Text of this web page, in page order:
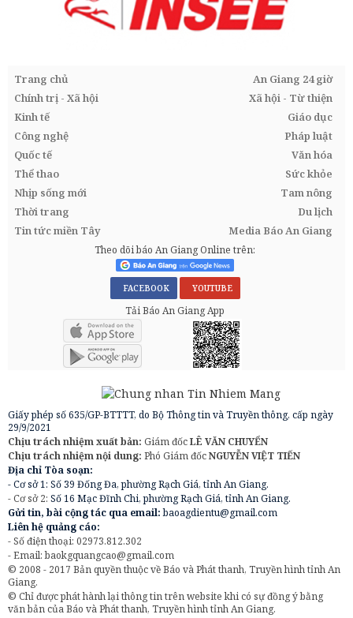
Trang chủ
An Giang 24 giờ
Chính trị - Xã hội
Xã hội - Từ thiện
Kinh tế
Giáo dục
Công nghệ
Pháp luật
Quốc tế
Văn hóa
Thể thao
Sức khỏe
Nhịp sống mới
Tam nông
Thời trang
Du lịch
Tin tức miền Tây
Media Báo An Giang
Theo dõi báo An Giang Online trên:
FACEBOOK YOUTUBE
Tải Báo An Giang App
Giấy phép số 635/GP-BTTTT, do Bộ Thông tin và Truyền thông, cấp ngày
29/9/2021
Chịu trách nhiệm xuất bản: Giám đốcLÊ VĂN CHUYỂN
Chịu trách nhiệm nội dung: Phó Giám đốcNGUYỄN VIỆT TIẾN
Địa chỉ Tòa soạn:
- Cơ sở 1: Số 39 Đống Đa, phường Rạch Giá, tỉnh An Giang.
- Cơ sở 2: Số 16 Mạc Đĩnh Chi, phường Rạch Giá, tỉnh An Giang.
Gửi tin, bài cộng tác qua email:baoagdientu@gmail.com
Liên hệ quảng cáo:
- Số điện thoại: 02973.812.302
- Email:baokgquangcao@gmail.com
© 2008 - 2017 Bản quyền thuộc về Báo và Phát thanh, Truyền hình tỉnh An
Giang.
© Chỉ được phát hành lại thông tin trên website khi có sự đồng ý bằng
văn bản của Báo và Phát thanh, Truyền hình tỉnh An Giang.